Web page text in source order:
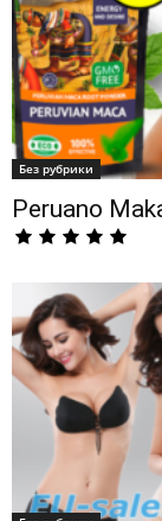
Без рубрики
Peruano